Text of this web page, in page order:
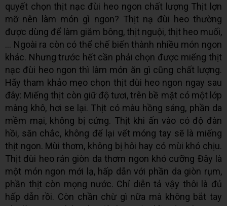
quyết chọn thịt nạc đùi heo ngon chất lượng Thịt lợn
mỡ nên làm món gì ngon? Thịt nạ đùi heo thường
được dùng để làm giăm bông, thịt nguội, thịt heo muối,
… Ngoài ra còn có thể chế biến thành nhiều món ngon
khác. Nhưng trước hết cần phải chọn được miếng thịt
nạc đùi heo ngon thì làm món ăn gì cũng chất lượng.
Hãy tham khảo mẹo chọn thịt đùi heo ngon ngay sau
đây: Miếng thịt còn giữ độ tươi, trên bề mặt có một lớp
màng khô, hơi se lại. Thịt có màu hồng sáng, phần da
mềm mại, không bị cứng. Thịt khi ấn vào có độ đàn
hồi, săn chắc, không để lại vết móng tay sẽ là miếng
thịt ngon. Mùi thơm, không bị hôi hay có mùi khó chịu.
Thịt đùi heo rán giòn da thơm ngon khó cưỡng Đây là
một món ngon mới lạ, hấp dẫn với phần da giòn rụm,
phần thịt còn mọng nước. Chỉ diễn tả vậy thôi là đủ
hấp dẫn rồi. Còn chần chừ gì nữa mà không bắt tay